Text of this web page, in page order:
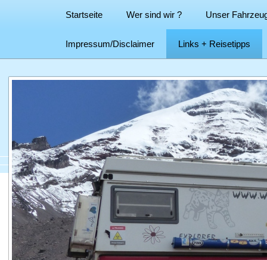
Startseite Wer sind wir ? Unser
Impressum/Disclaimer Links + Reisetipps